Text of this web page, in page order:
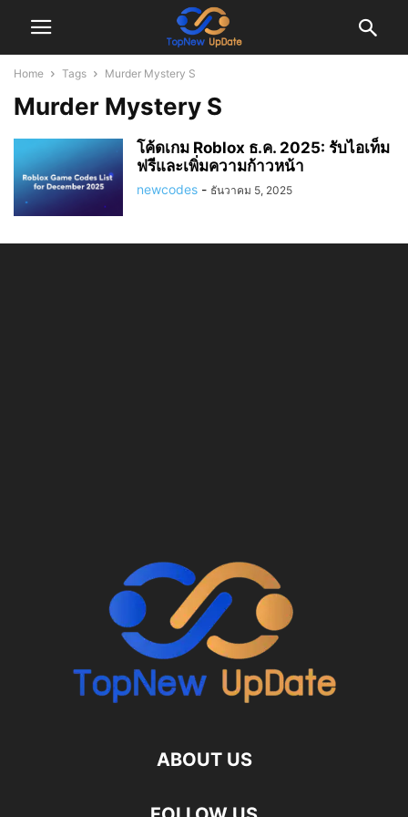
Home Tags Murder Mystery S
Murder Mystery S
โค้ดเกม Roblox ธ.ค. 2025: รับไอเท็ม
ฟรีและเพิ่มความก้าวหน้า
newcodes - ธันวาคม 5, 2025
ABOUT US